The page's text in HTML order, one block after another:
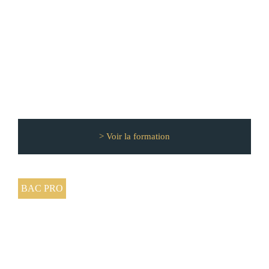
> Voir la formation
BAC PRO